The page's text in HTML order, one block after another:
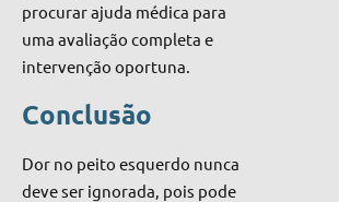
procurar ajuda médica para
uma avaliação completa e
intervenção oportuna.
Conclusão
Dor no peito esquerdo nunca
deve ser ignorada, pois pode